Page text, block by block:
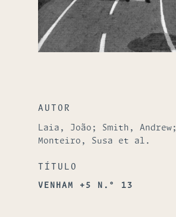
AUTOR
Laia, João; Smith, Andrew;
Monteiro, Susa et al.
TÍTULO
VENHAM +5 N.º 13